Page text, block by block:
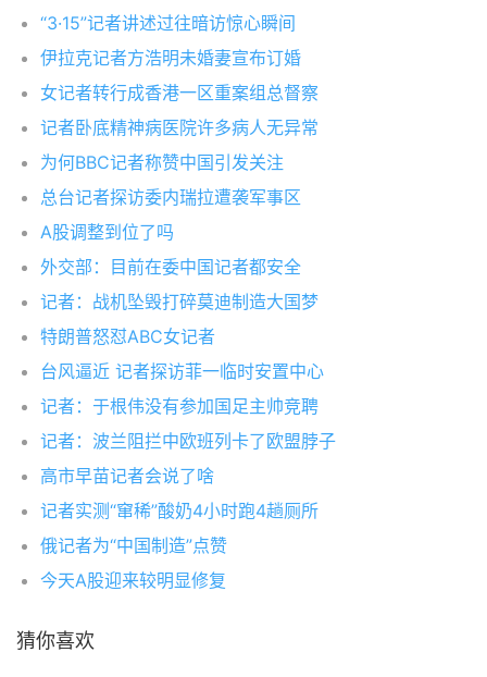
“3·15”记者讲述过往暗访惊心瞬间
伊拉克记者方浩明未婚妻宣布订婚
女记者转行成香港一区重案组总督察
记者卧底精神病医院许多病人无异常
为何BBC记者称赞中国引发关注
总台记者探访委内瑞拉遭袭军事区
A股调整到位了吗
外交部：目前在委中国记者都安全
记者：战机坠毁打碎莫迪制造大国梦
特朗普怒怼ABC女记者
台风逼近 记者探访菲一临时安置中心
记者：于根伟没有参加国足主帅竞聘
记者：波兰阻拦中欧班列卡了欧盟脖子
高市早苗记者会说了啥
记者实测“窜稀”酸奶4小时跑4趟厕所
俄记者为“中国制造”点赞
今天A股迎来较明显修复
猜你喜欢